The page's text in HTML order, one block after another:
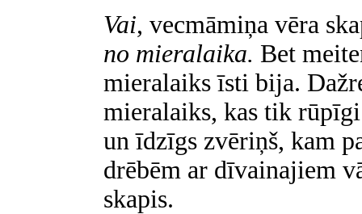
Vai, vecmāmiņa vēra
no mieralaika. Bet
mieralaiks īsti bija.
mieralaiks, kas tik rūpīgi
un īdzīgs zvēriņš, kam
drēbēm ar dīvainajiem
skapis.